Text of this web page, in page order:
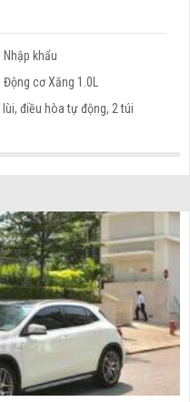
Nhập khẩu
Động cơ Xăng 1.0L
điều hòa tự động, 2 túi